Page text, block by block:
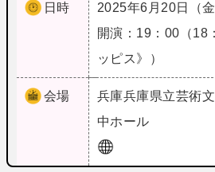
日時
2025年6月20日（金
開演：19：00（18
ッピス》）
会場 兵庫兵庫県立芸術
中ホール